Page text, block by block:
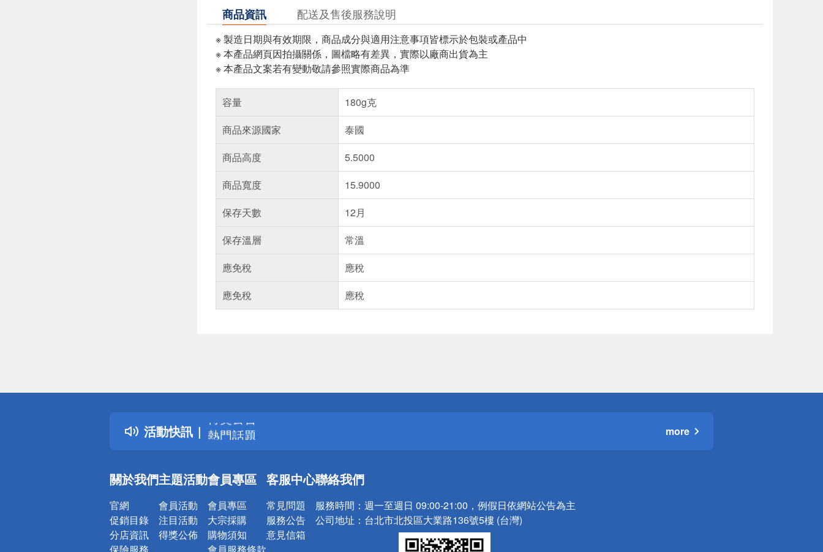
商品資訊 配送及售後服務說明
※ 製造日期與有效期限，商品成分與適用注意事項皆標示於包裝或產品中
※ 本產品網頁因拍攝關係，圖檔略有差異，實際以廠商出貨為主
※ 本產品文案若有變動敬請參照實際商品為準
容量
180g克
商品來源國家
泰國
商品高度
5.5000
商品寬度
15.9000
保存天數
12月
保存溫層
常溫
應免稅
應稅
應免稅
應稅
活動快訊
詐騙網頁！請小心！
得獎公告
熱門話題
銀行優惠
詐騙網頁！請小心！
more
關於我們
官網
促銷目錄
分店資訊
保險服務
主題活動
會員活動
注目活動
得獎公佈
會員專區
會員專區
大宗採購
購物須知
會員服務條款
客服中心
常見問題
服務公告
意見信箱
聯絡我們
服務時間： 週一至週日 09:00-21:00，例假日依網站公告為主
公司地址： 台北市北投區大業路136號5樓 (台灣)